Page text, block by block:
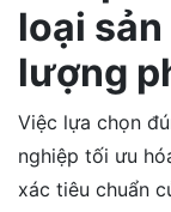
loại
lượng
Việc lựa chọn
nghiệp tối ưu
xác tiêu chuẩn